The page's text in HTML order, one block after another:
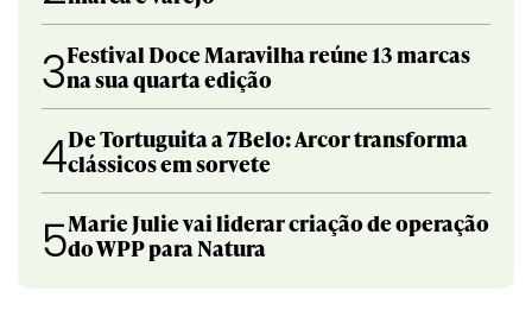
3Festival Doce Maravilha reúne 13 marcas
na sua quarta edição
4De Tortuguita a 7Belo: Arcor transforma
clássicos em sorvete
5Marie Julie vai liderar criação de operação
do WPP para Natura